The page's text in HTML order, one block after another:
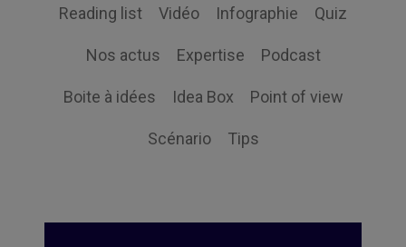
Reading list Vidéo Infographie Quiz
Nos actus Expertise Podcast
Boite à idées Idea Box Point of view
Scénario Tips